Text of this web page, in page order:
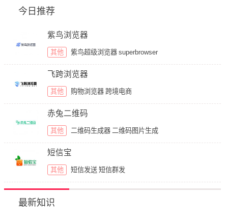
今日推荐
紫鸟浏览器
其他 紫鸟超级浏览器 superbrowser
飞跨浏览器
其他 购物浏览器 跨境电商
赤兔二维码
其他 二维码生成器 二维码图片生成
短信宝
其他 短信发送 短信群发
最新知识